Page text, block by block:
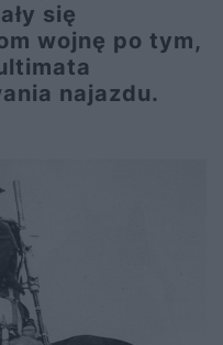
się
wojnę po tym,
najazdu.